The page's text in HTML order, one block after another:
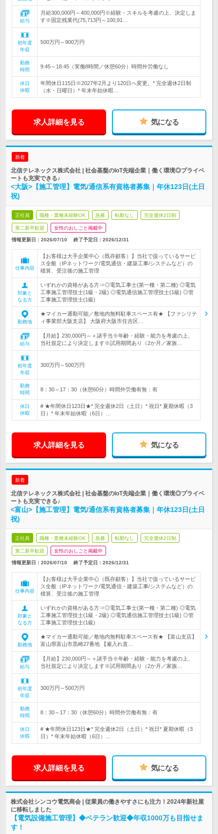
給与
月給300,000円～400,000円※経験・スキルを考慮の上、決定しま
す※固定残業代(75,713円～100,91…
初年度
年収
500万円～900万円
勤務
時間
9:45～18:45（実働8時間／休憩60分）時間外労働なし
休日
休暇
年間休日115日※2027年2月より120日へ変更。* 完全週休2日制
（水・日曜日）* 年末年始休暇…
求人詳細を見る 気になる
新着
北信テレネックス株式会社 | 社会基盤のIoT先端企業｜働く環境◎プライベ
ートも充実できる♪
<大阪>【施工管理】電気/通信系有資格者募集｜年休123日(土日
祝)
正社員 職種・業種未経験OK 急募 転勤なし 完全週休2日制
第二新卒歓迎 女性のおしごと掲載中
情報更新日：2026/07/10 終了予定日： 2026/12/31
仕事内容
【お客様は大手企業中心（既存顧客）】当社で扱っているサービ
ス全般（IPネットワーク/電気通信・建築工事/システムなど）の
積算、受注後の施工管理
対象と
なる方
いずれかの資格がある方⇒◎電気工事士(第一種・第二種) ◎電気
工事施工管理技士(1級・2級) ◎電気通信施工管理技士(1級) ◎管
工事施工管理技士(1級)
勤務地
★マイカー通勤可能／敷地内無料駐車スペース有★ 【ファシリテ
ィ事業部大阪支店】 大阪府大阪市住吉区…
給与
【月給】230,000円～＋諸手当※年齢・経験・能力を考慮の上、
当社規定により決定します※試用期間あり（2か月／家族…
初年度
年収
300万円～500万円
勤務
時間
8：30～17：30（休憩60分）時間外労働有無：有
休日
休暇
# ★年間休日123日★* 完全週休2日（土日）* 祝日* 夏期休暇（3
日）* 年末年始休暇（6日）…
求人詳細を見る 気になる
新着
北信テレネックス株式会社 | 社会基盤のIoT先端企業｜働く環境◎プライベ
ートも充実できる♪
<富山>【施工管理】電気/通信系有資格者募集｜年休123日(土日
祝)
正社員 職種・業種未経験OK 急募 転勤なし 完全週休2日制
第二新卒歓迎 女性のおしごと掲載中
情報更新日：2026/07/10 終了予定日： 2026/12/31
仕事内容
【お客様は大手企業中心（既存顧客）】当社で扱っているサービ
ス全般（IPネットワーク/電気通信・建築工事/システムなど）の
積算、受注後の施工管理
対象と
なる方
いずれかの資格がある方⇒◎電気工事士(第一種・第二種) ◎電気
工事施工管理技士(1級・2級) ◎電気通信施工管理技士(1級) ◎管
工事施工管理技士(1級)
勤務地
★マイカー通勤可能／敷地内無料駐車スペース有★ 【富山支店】
富山県富山市黒崎27番地 【雇入れ直…
給与
【月給】230,000円～＋諸手当※年齢・経験・能力を考慮の上、
当社規定により決定します※試用期間あり（2か月／家族…
初年度
年収
300万円～500万円
勤務
時間
8：30～17：30（休憩60分）時間外労働有無：有
休日
休暇
# ★年間休日123日★* 完全週休2日（土日）* 祝日* 夏期休暇（3
日）* 年末年始休暇（6日）…
求人詳細を見る 気になる
株式会社シンコウ電気商会 | 従業員の働きやすさにも注力！2024年新社屋
に移転しました
【電気設備施工管理】◆ベテラン歓迎◆年収1000万も目指せま
す！